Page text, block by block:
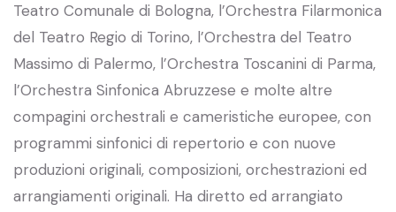
Teatro Comunale di Bologna, l’Orchestra Filarmonica
del Teatro Regio di Torino, l’Orchestra del Teatro
Massimo di Palermo, l’Orchestra Toscanini di Parma,
l’Orchestra Sinfonica Abruzzese e molte altre
compagini orchestrali e cameristiche europee, con
programmi sinfonici di repertorio e con nuove
produzioni originali, composizioni, orchestrazioni ed
arrangiamenti originali. Ha diretto ed arrangiato